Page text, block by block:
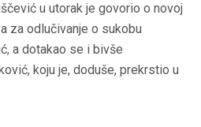
u utorak je govorio o novoj
za odlučivanje o sukobu
a dotakao se i bivše
koju je, doduše, prekrstio u